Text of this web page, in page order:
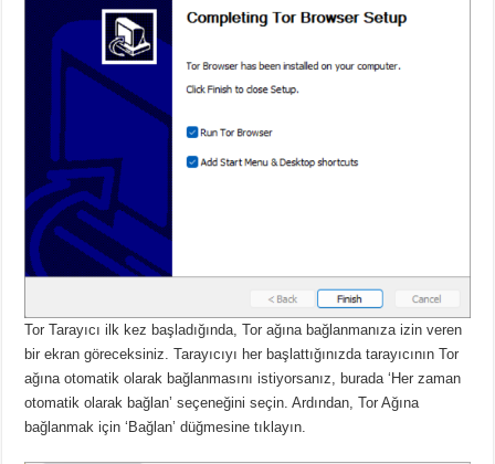
Tor Tarayıcı ilk kez başladığında, Tor ağına bağlanmanıza izin veren
bir ekran göreceksiniz.Tarayıcıyı her başlattığınızda tarayıcının Tor
ağına otomatik olarak bağlanmasını istiyorsanız, burada ‘Her zaman
otomatik olarak bağlan’ seçeneğini seçin.Ardından, Tor Ağına
bağlanmak için ‘Bağlan’ düğmesine tıklayın.